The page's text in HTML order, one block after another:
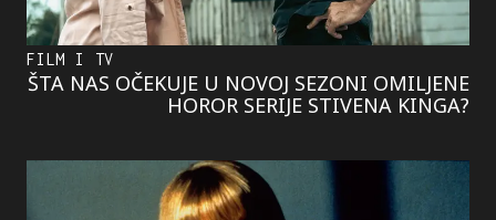
FILM I TV
ŠTA NAS OČEKUJE U NOVOJ SEZONI OMILJENE
HOROR SERIJE STIVENA KINGA?